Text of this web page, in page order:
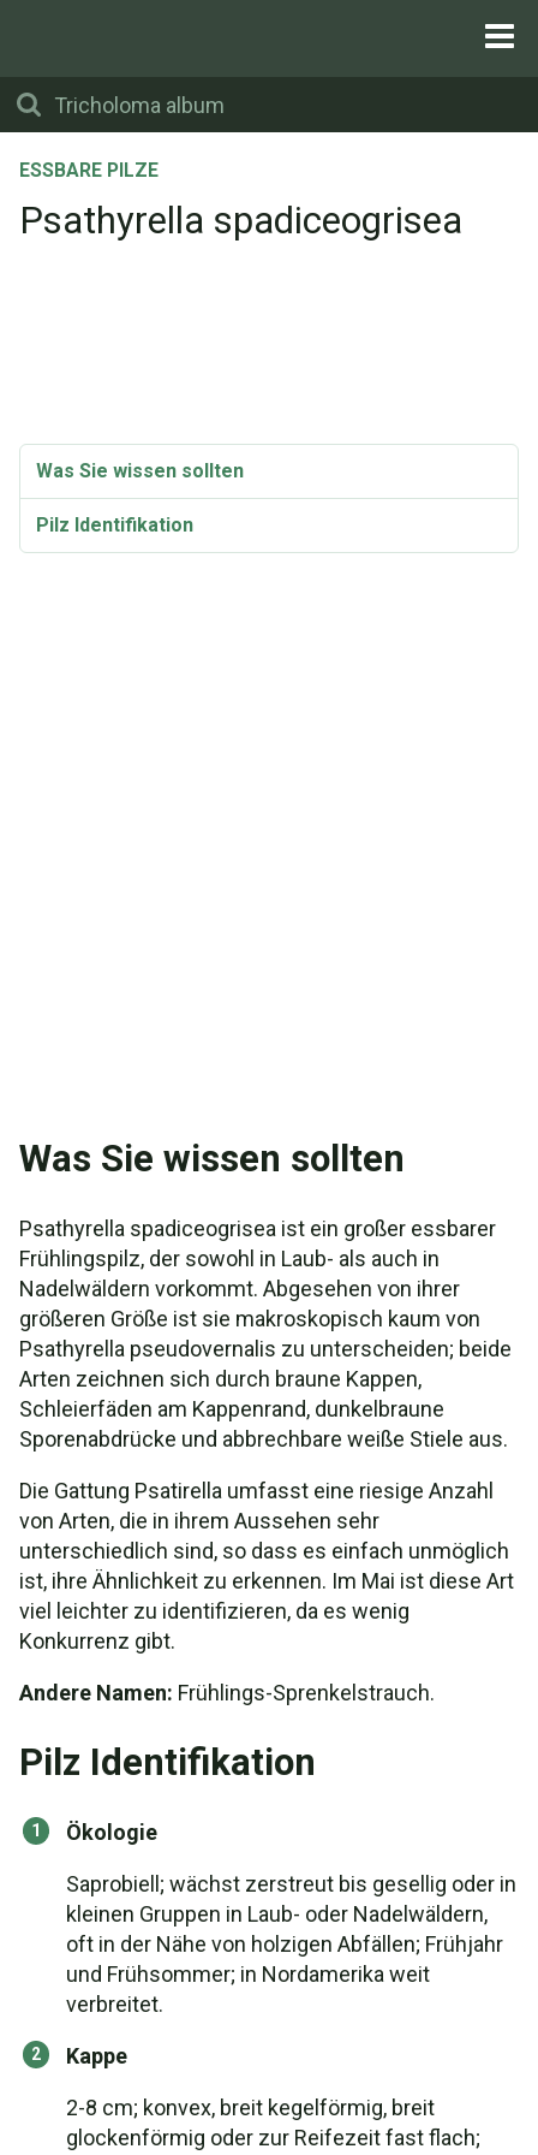
ESSBARE PILZE
Psathyrella spadiceogrisea
Was Sie wissen sollten
Pilz Identifikation
Was Sie wissen sollten
Psathyrella spadiceogrisea ist ein großer essbarer
Frühlingspilz, der sowohl in Laub- als auch in
Nadelwäldern vorkommt. Abgesehen von ihrer
größeren Größe ist sie makroskopisch kaum von
Psathyrella pseudovernalis zu unterscheiden; beide
Arten zeichnen sich durch braune Kappen,
Schleierfäden am Kappenrand, dunkelbraune
Sporenabdrücke und abbrechbare weiße Stiele aus.
Die Gattung Psatirella umfasst eine riesige Anzahl
von Arten, die in ihrem Aussehen sehr
unterschiedlich sind, so dass es einfach unmöglich
ist, ihre Ähnlichkeit zu erkennen. Im Mai ist diese Art
viel leichter zu identifizieren, da es wenig
Konkurrenz gibt.
Andere Namen: Frühlings-Sprenkelstrauch.
Pilz Identifikation
Ökologie
Saprobiell; wächst zerstreut bis gesellig oder in
kleinen Gruppen in Laub- oder Nadelwäldern,
oft in der Nähe von holzigen Abfällen; Frühjahr
und Frühsommer; in Nordamerika weit
verbreitet.
Kappe
2-8 cm; konvex, breit kegelförmig, breit
glockenförmig oder zur Reifezeit fast flach;